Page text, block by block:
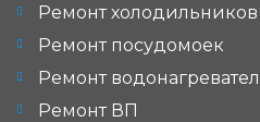
Ремонт холодильников
Ремонт посудомоек
Ремонт
Ремонт ВП